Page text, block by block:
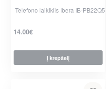
Telefono laikiklis Ibera IB-PB22Q5
14.00€
Į krepšelį